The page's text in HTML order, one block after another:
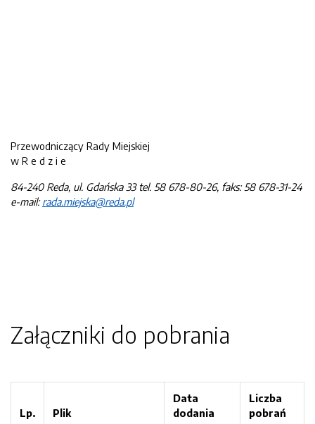
Przewodniczący Rady Miejskiej
w R e d z i e
84-240Reda, ul. Gdańska 33 tel. 58 678-80-26, faks: 58 678-31-24
e-mail: rada.miejska@reda.pl
Załączniki do pobrania
Lp. Plik
Data
dodania
Liczba
pobrań